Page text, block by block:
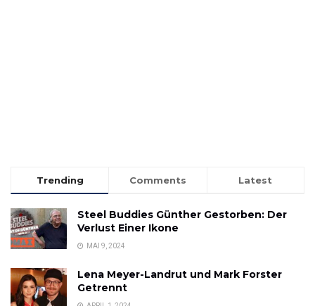
Trending Comments Latest
Steel Buddies Günther Gestorben: Der
Verlust Einer Ikone
MAI 9, 2024
Lena Meyer-Landrut und Mark Forster
Getrennt